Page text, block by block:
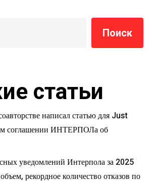
Поиск
статьи
написал статью для Just
соглашении ИНТЕРПОЛа об
уведомлений Интерпола за 2025
рекордное количество отказов по